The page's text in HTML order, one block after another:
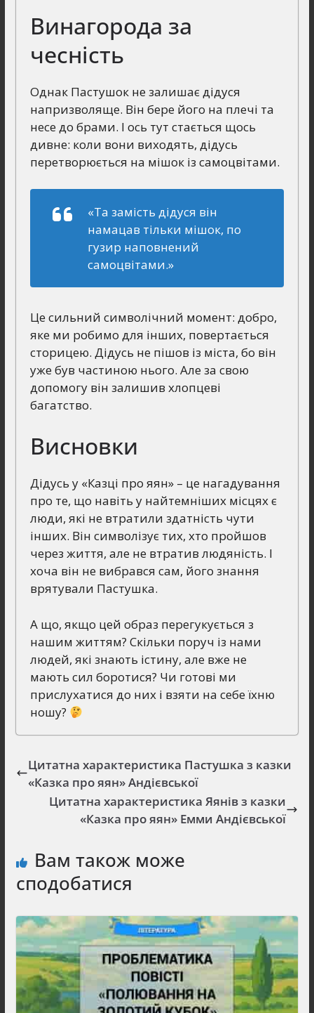
Винагорода за
чесність
Однак Пастушок не залишає дідуся
напризволяще. Він бере його на плечі та
несе до брами. І ось тут стається щось
дивне: коли вони виходять, дідусь
перетворюється на мішок із самоцвітами.
«Та замість дідуся він
намацав тільки мішок, по
гузир наповнений
самоцвітами.»
Це сильний символічний момент: добро,
яке ми робимо для інших, повертається
сторицею. Дідусь не пішов із міста, бо він
уже був частиною нього. Але за свою
допомогу він залишив хлопцеві
багатство.
Висновки
Дідусь у «Казці про яян» – це нагадування
про те, що навіть у найтемніших місцях є
люди, які не втратили здатність чути
інших. Він символізує тих, хто пройшов
через життя, але не втратив людяність. І
хоча він не вибрався сам, його знання
врятували Пастушка.
А що, якщо цей образ перегукується з
нашим життям? Скільки поруч із нами
людей, які знають істину, але вже не
мають сил боротися? Чи готові ми
прислухатися до них і взяти на себе їхню
ношу?
Цитатна характеристика Пастушка з казки
«Казка про яян» Андієвської
Цитатна характеристика Яянів з казки
«Казка про яян» Емми Андієвської
Вам також може
сподобатися